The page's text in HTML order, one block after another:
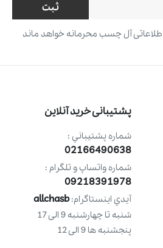
ثبت
آل چسب محرمانه خواهد ماند
پشتیبانی خرید آنلاین
شماره پشتيباني :
02166490638
شماره واتساپ و تلگرام :
09218391978
آيدي اينستاگرام:allchasb
شنبه تا چهارشنبه 9 الی 17
پنجشنبه ها 9 الی 12